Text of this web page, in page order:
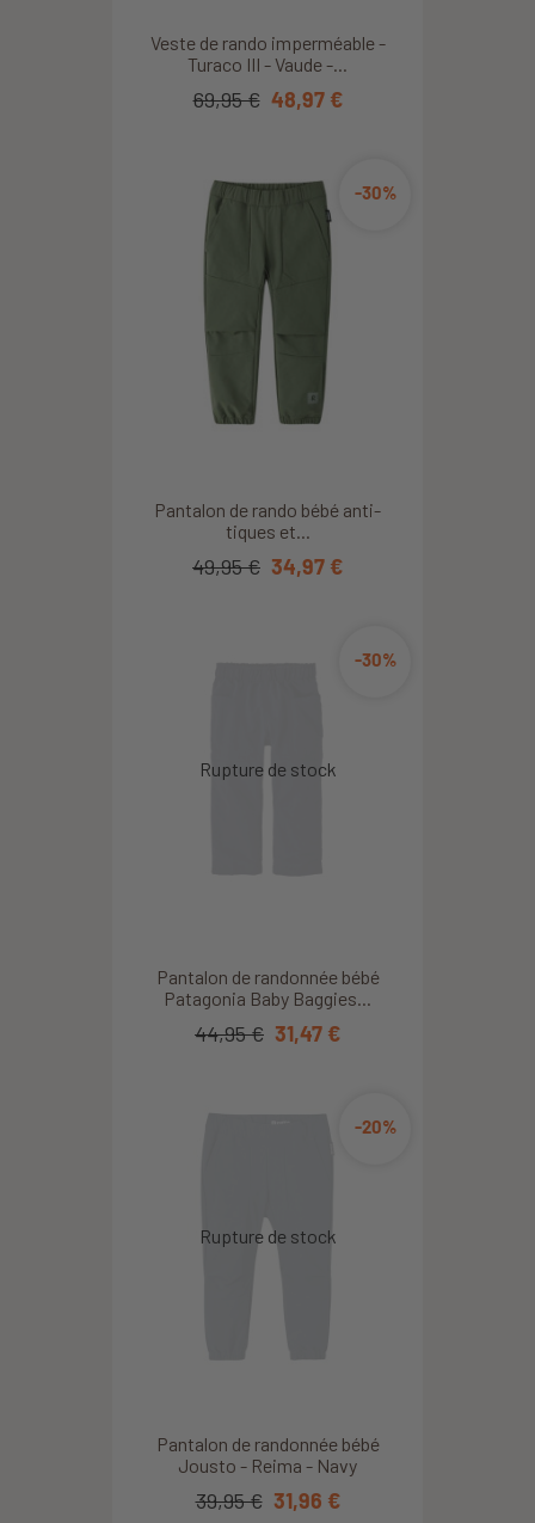
Veste de rando imperméable -
Turaco III - Vaude -...
69,95 € 48,97 €
Pantalon de rando bébé anti-
tiques et...
-30%
49,95 € 34,97 €
Pantalon de randonnée bébé
Patagonia Baby Baggies...
-30%
44,95 € 31,47 €
Pantalon de randonnée bébé
Jousto - Reima - Navy
-20%
39,95 € 31,96 €